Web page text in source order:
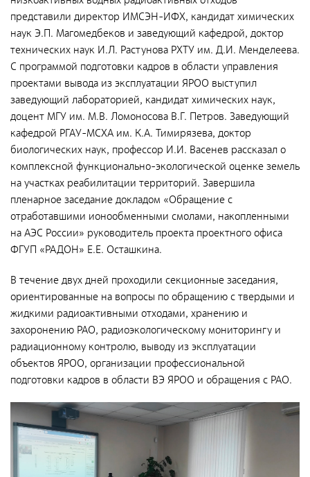
представили директор ИМСЭН-ИФХ, кандидат химических
наук Э.П. Магомедбеков и заведующий кафедрой, доктор
технических наук И.Л. Растунова РХТУ им. Д.И. Менделеева.
С программой подготовки кадров в области управления
проектами вывода из эксплуатации ЯРОО выступил
заведующий лабораторией, кандидат химических наук,
доцент МГУ им. М.В. Ломоносова В.Г. Петров. Заведующий
кафедрой РГАУ-МСХА им. К.А. Тимирязева, доктор
биологических наук, профессор И.И. Васенев рассказал о
комплексной функционально-экологической оценке земель
на участках реабилитации территорий. Завершила
пленарное заседание докладом «Обращение с
отработавшими ионообменными смолами, накопленными
на АЭС России» руководитель проекта проектного офиса
ФГУП «РАДОН» Е.Е. Осташкина.
В течение двух дней проходили секционные заседания,
ориентированные на вопросы по обращению с твердыми и
жидкими радиоактивными отходами, хранению и
захоронению РАО, радиоэкологическому мониторингу и
радиационному контролю, выводу из эксплуатации
объектов ЯРОО, организации профессиональной
подготовки кадров в области ВЭ ЯРОО и обращения с РАО.
Радиационный и экологический мониторинг
Региональный учет и контроль радиоактивных веществ,
источников ионизирующего излучения и радиоактивных
отходов
Радиационно-аварийные и радиационно-
реабилитационные работы
Специализированный отраслевой оператор по
управлению объектами «ядерного наследия»
Журналистам
СМИ о нас
Контакты для прессы
Фирменный стиль
Филиалы
Московский филиал
НПК – Сергиево-Посадский филиал
Северо-Западный центр по обращению с
Дальневосточный центр по обращению с
радиоактивными отходами «ДальРАО»
Приволжский филиал